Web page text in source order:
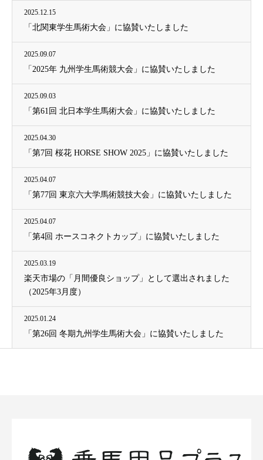
2025.12.15
「北関東学生馬術大会」に協賛いたしました
2025.09.07
「2025年 九州学生馬術競大会」に協賛いたしました
2025.09.03
「第61回 北日本学生馬術大会」に協賛いたしました
2025.04.30
「第7回 桜花 HORSE SHOW 2025」に協賛いたしました
2025.04.07
「第77回 東京六大学馬術競技大会」に協賛いたしました
2025.04.07
「第4回 ホースコネクトカップ」に協賛いたしました
2025.03.19
楽天市場の「月間優良ショップ」として選出されました
（2025年3月度）
2025.01.24
「第26回 冬期九州学生馬術大会」に協賛いたしました